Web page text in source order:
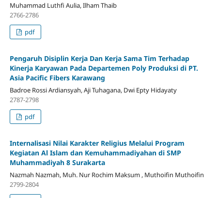
Muhammad Luthfi Aulia, Ilham Thaib
2766-2786
pdf
Pengaruh Disiplin Kerja Dan Kerja Sama Tim Terhadap
Kinerja Karyawan Pada Departemen Poly Produksi di PT.
Asia Pacific Fibers Karawang
Badroe Rossi Ardiansyah, Aji Tuhagana, Dwi Epty Hidayaty
2787-2798
pdf
Internalisasi Nilai Karakter Religius Melalui Program
Kegiatan Al Islam dan Kemuhammadiyahan di SMP
Muhammadiyah 8 Surakarta
Nazmah Nazmah, Muh. Nur Rochim Maksum , Muthoifin Muthoifin
2799-2804